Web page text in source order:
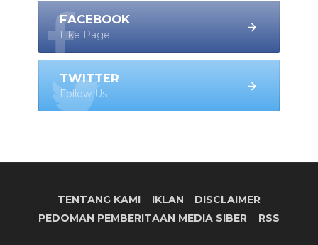
FACEBOOK
Like Page
TWITTER
Follow Us
TENTANG KAMI IKLAN
DISCLAIMER
PEDOMAN PEMBERITAAN MEDIA SIBER
RSS